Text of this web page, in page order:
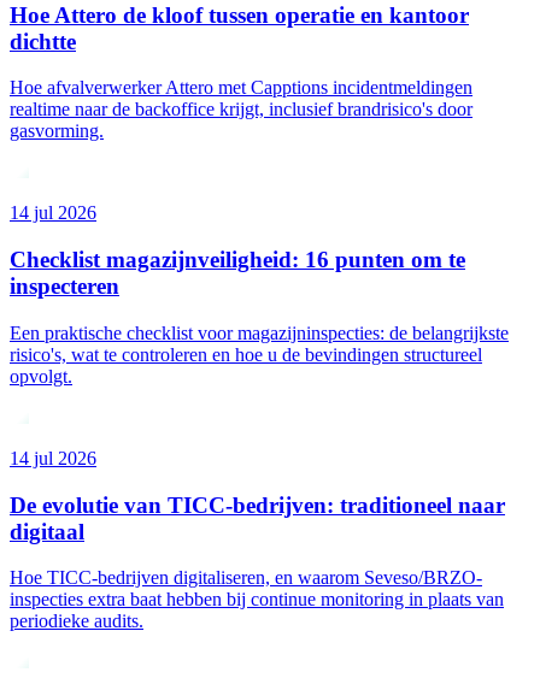
Hoe Attero de kloof tussen operatie en kantoor
dichtte
Hoe afvalverwerker Attero met Capptions incidentmeldingen
realtime naar de backoffice krijgt, inclusief brandrisico's door
gasvorming.
14 jul 2026
Checklist magazijnveiligheid: 16 punten om te
inspecteren
Een praktische checklist voor magazijninspecties: de belangrijkste
risico's, wat te controleren en hoe u de bevindingen structureel
opvolgt.
14 jul 2026
De evolutie van TICC-bedrijven: traditioneel naar
digitaal
Hoe TICC-bedrijven digitaliseren, en waarom Seveso/BRZO-
inspecties extra baat hebben bij continue monitoring in plaats van
periodieke audits.